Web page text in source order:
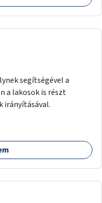
segítségével a
a lakosok is részt
irányításával.